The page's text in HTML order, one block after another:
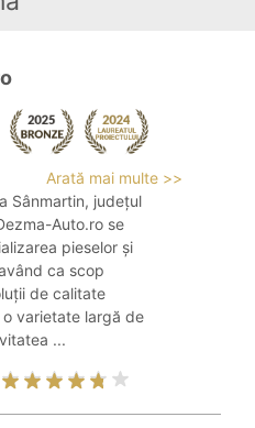
Arată mai multe >>
Sânmartin, județul
Auto.ro se
pieselor și
ca scop
de calitate
varietate largă de
...